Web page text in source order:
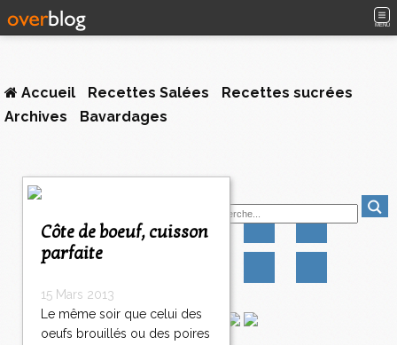
MENU
Accueil Recettes Salées
Recettes sucrées
Archives
Bavardages
Côte de boeuf, cuisson
parfaite
15 Mars 2013
Le même soir que celui des
oeufs brouillés ou des poires